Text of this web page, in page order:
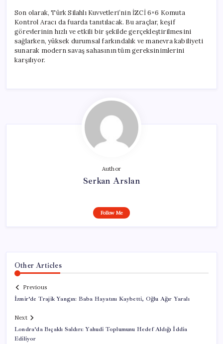
Son olarak, Türk Silahlı Kuvvetleri’nin İZCİ 6×6 Komuta
Kontrol Aracı da fuarda tanıtılacak. Bu araçlar, keşif
görevlerinin hızlı ve etkili bir şekilde gerçekleştirilmesini
sağlarken, yüksek durumsal farkındalık ve manevra kabiliyeti
sunarak modern savaş sahasının tüm gereksinimlerini
karşılıyor.
Author
Serkan Arslan
Follow Me
Other Articles
Previous
İzmir’de Trajik Yangın: Baba Hayatını Kaybetti, Oğlu Ağır Yaralı
Next
Londra’da Bıçaklı Saldırı: Yahudi Toplumunu Hedef Aldığı İddia
Ediliyor